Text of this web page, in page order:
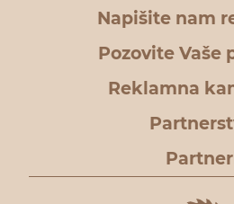
Napišite nam
Pozovite Vaše
Reklamna